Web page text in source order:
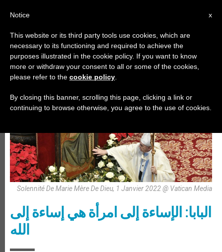
أيّام عالميّة ,البابا فرنسيس,عظات
Solennité De Marie Mère De Dieu, 1 Janvier 2022 @ Vatican Media
البابا: الإساءة إلى امرأة هي إساءة إلى
الله
x
Notice
This website or its third party tools use cookies, which are
necessary to its functioning and required to achieve the
purposes illustrated in the cookie policy. If you want to know
more or withdraw your consent to all or some of the cookies,
please refer to the cookie policy
By closing this banner, scrolling this page, clicking a link or
continuing to browse otherwise, you agree to the use of cookies.